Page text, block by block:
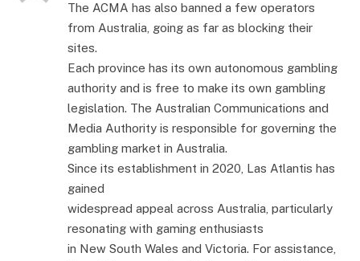
The ACMA has also banned a few operators
from Australia, going as far as blocking their
sites.
Each province has its own autonomous gambling
authority and is free to make its own gambling
legislation. The Australian Communications and
Media Authority is responsible for governing the
gambling market in Australia.
Since its establishment in 2020, Las Atlantis has
gained
widespread appeal across Australia, particularly
resonating with gaming enthusiasts
in New South Wales and Victoria. For assistance,